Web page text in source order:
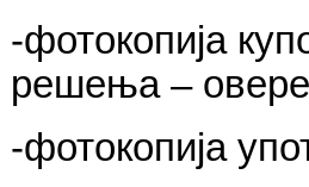
-фотокопија
решења –
-фотокопија